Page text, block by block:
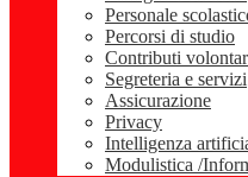
Personale
Percorsi di studio
Contributi
Segreteria e servizi
Assicurazione
Privacy
Intelligenza
Modulistica /